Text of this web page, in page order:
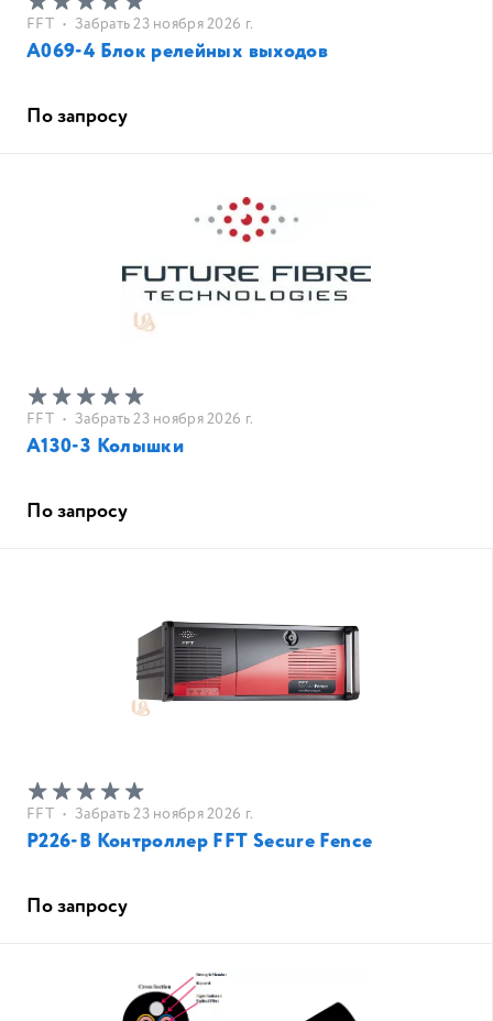
FFT • Забрать 23 ноября 2026 г.
A069-4 Блок релейных выходов
По запросу
FFT • Забрать 23 ноября 2026 г.
A130-3 Колышки
По запросу
FFT • Забрать 23 ноября 2026 г.
P226-B Контроллер FFT Secure Fence
По запросу